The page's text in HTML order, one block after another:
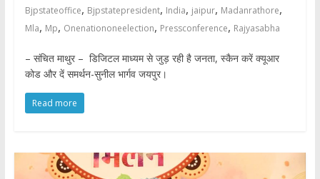
Bjpstateoffice, Bjpstatepresident, India, jaipur, Madanrathore,
Mla, Mp, Onenationoneelection, Pressconference, Rajyasabha
– संचित माथुर – डिजिटल माध्यम से जुड़ रही है जनता, स्कैन करें क्यूआर
कोड और दें समर्थन-सुनील भार्गव जयपुर।
Read more